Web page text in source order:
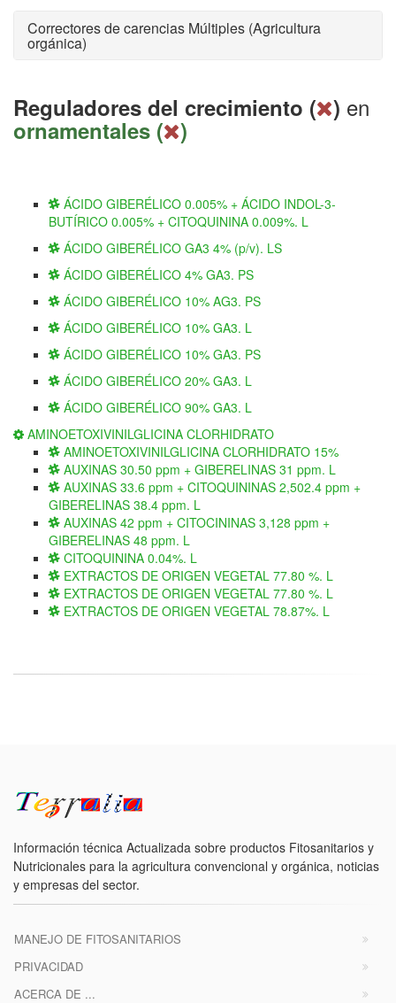
Correctores de carencias Múltiples (Agricultura
orgánica)
Reguladores del crecimiento ( ) en
ornamentales ( )
ÁCIDO GIBERÉLICO 0.005% + ÁCIDO INDOL-3-
BUTÍRICO 0.005% + CITOQUININA 0.009%. L
ÁCIDO GIBERÉLICO GA3 4% (p/v). LS
ÁCIDO GIBERÉLICO 4% GA3. PS
ÁCIDO GIBERÉLICO 10% AG3. PS
ÁCIDO GIBERÉLICO 10% GA3. L
ÁCIDO GIBERÉLICO 10% GA3. PS
ÁCIDO GIBERÉLICO 20% GA3. L
ÁCIDO GIBERÉLICO 90% GA3. L
AMINOETOXIVINILGLICINA CLORHIDRATO
AMINOETOXIVINILGLICINA CLORHIDRATO 15%
AUXINAS 30.50 ppm + GIBERELINAS 31 ppm. L
AUXINAS 33.6 ppm + CITOQUININAS 2,502.4 ppm +
GIBERELINAS 38.4 ppm. L
AUXINAS 42 ppm + CITOCININAS 3,128 ppm +
GIBERELINAS 48 ppm. L
CITOQUININA 0.04%. L
EXTRACTOS DE ORIGEN VEGETAL 77.80 %. L
EXTRACTOS DE ORIGEN VEGETAL 77.80 %. L
EXTRACTOS DE ORIGEN VEGETAL 78.87%. L
Información técnica Actualizada sobre productos Fitosanitarios y
Nutricionales para la agricultura convencional y orgánica, noticias
y empresas del sector.
MANEJO DE FITOSANITARIOS
PRIVACIDAD
ACERCA DE ...